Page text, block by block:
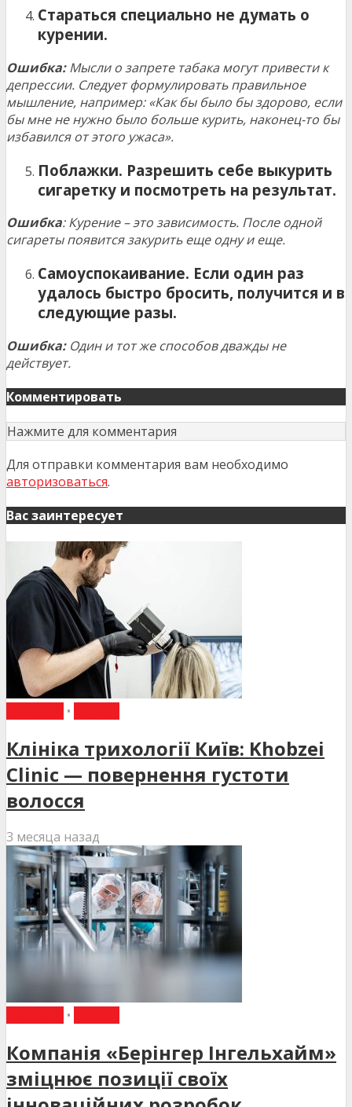
Стараться специально не думать о
курении.
Ошибка:Мысли о запрете табака могут привести к
депрессии. Следует формулировать правильное
мышление, например: «Как бы было бы здорово, если
бы мне не нужно было больше курить, наконец-то бы
избавился от этого ужаса».
Поблажки. Разрешить себе выкурить
сигаретку и посмотреть на результат.
Ошибка: Курение – это зависимость. После одной
сигареты появится закурить еще одну и еще.
Самоуспокаивание. Если один раз
удалось быстро бросить, получится и в
следующие разы.
Ошибка:Один и тот же способов дважды не
действует.
Комментировать
Нажмите для комментария
Для отправки комментария вам необходимо
авторизоваться.
Вас заинтересует
•
Клініка трихології Київ: Khobzei
Clinic — повернення густоти
волосся
3 месяца назад
•
Компанія «Берінгер Інгельхайм»
зміцнює позиції своїх